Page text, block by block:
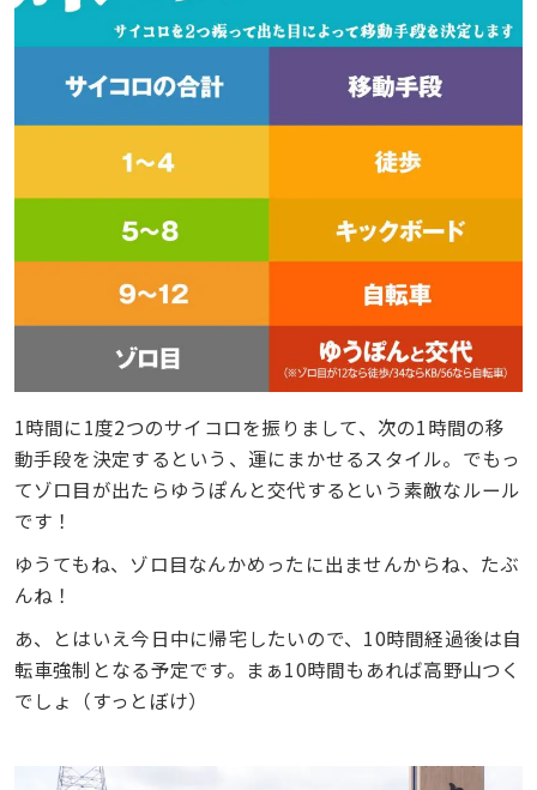
1時間に1度2つのサイコロを振りまして、次の1時間の移
動手段を決定するという、運にまかせるスタイル。でもっ
てゾロ目が出たらゆうぽんと交代するという素敵なルール
です！
ゆうてもね、ゾロ目なんかめったに出ませんからね、たぶ
んね！
あ、とはいえ今日中に帰宅したいので、10時間経過後は自
転車強制となる予定です。まぁ10時間もあれば高野山つく
でしょ（すっとぼけ）